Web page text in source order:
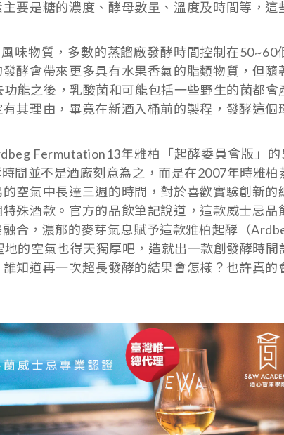
要是糖的濃度、酵母數量、溫度及時間等，這
物質，多數的蒸餾廠發酵時間控制在50~60
酵會帶來更多具有水果香氣的脂類物質，但隨
能之後，乳酸菌和可能包括一些野生的菌都會
其理由，畢竟在新酒入桶前的製程，發酵這個
Fermutation13年雅柏「起酵委員會版」的
間並不是酒廠刻意為之，而是在2007年時雅柏
空氣中長達三週的時間，對於喜歡實驗創新的
殊酒款。官方的品飲筆記說道，這款威士忌品
合，濃郁的麥芽氣息賦予這款雅柏起酵（
的空氣也得天獨厚吧，造就出一款創發酵時間
知道再一次超長發酵的結果會怎樣？也許真的